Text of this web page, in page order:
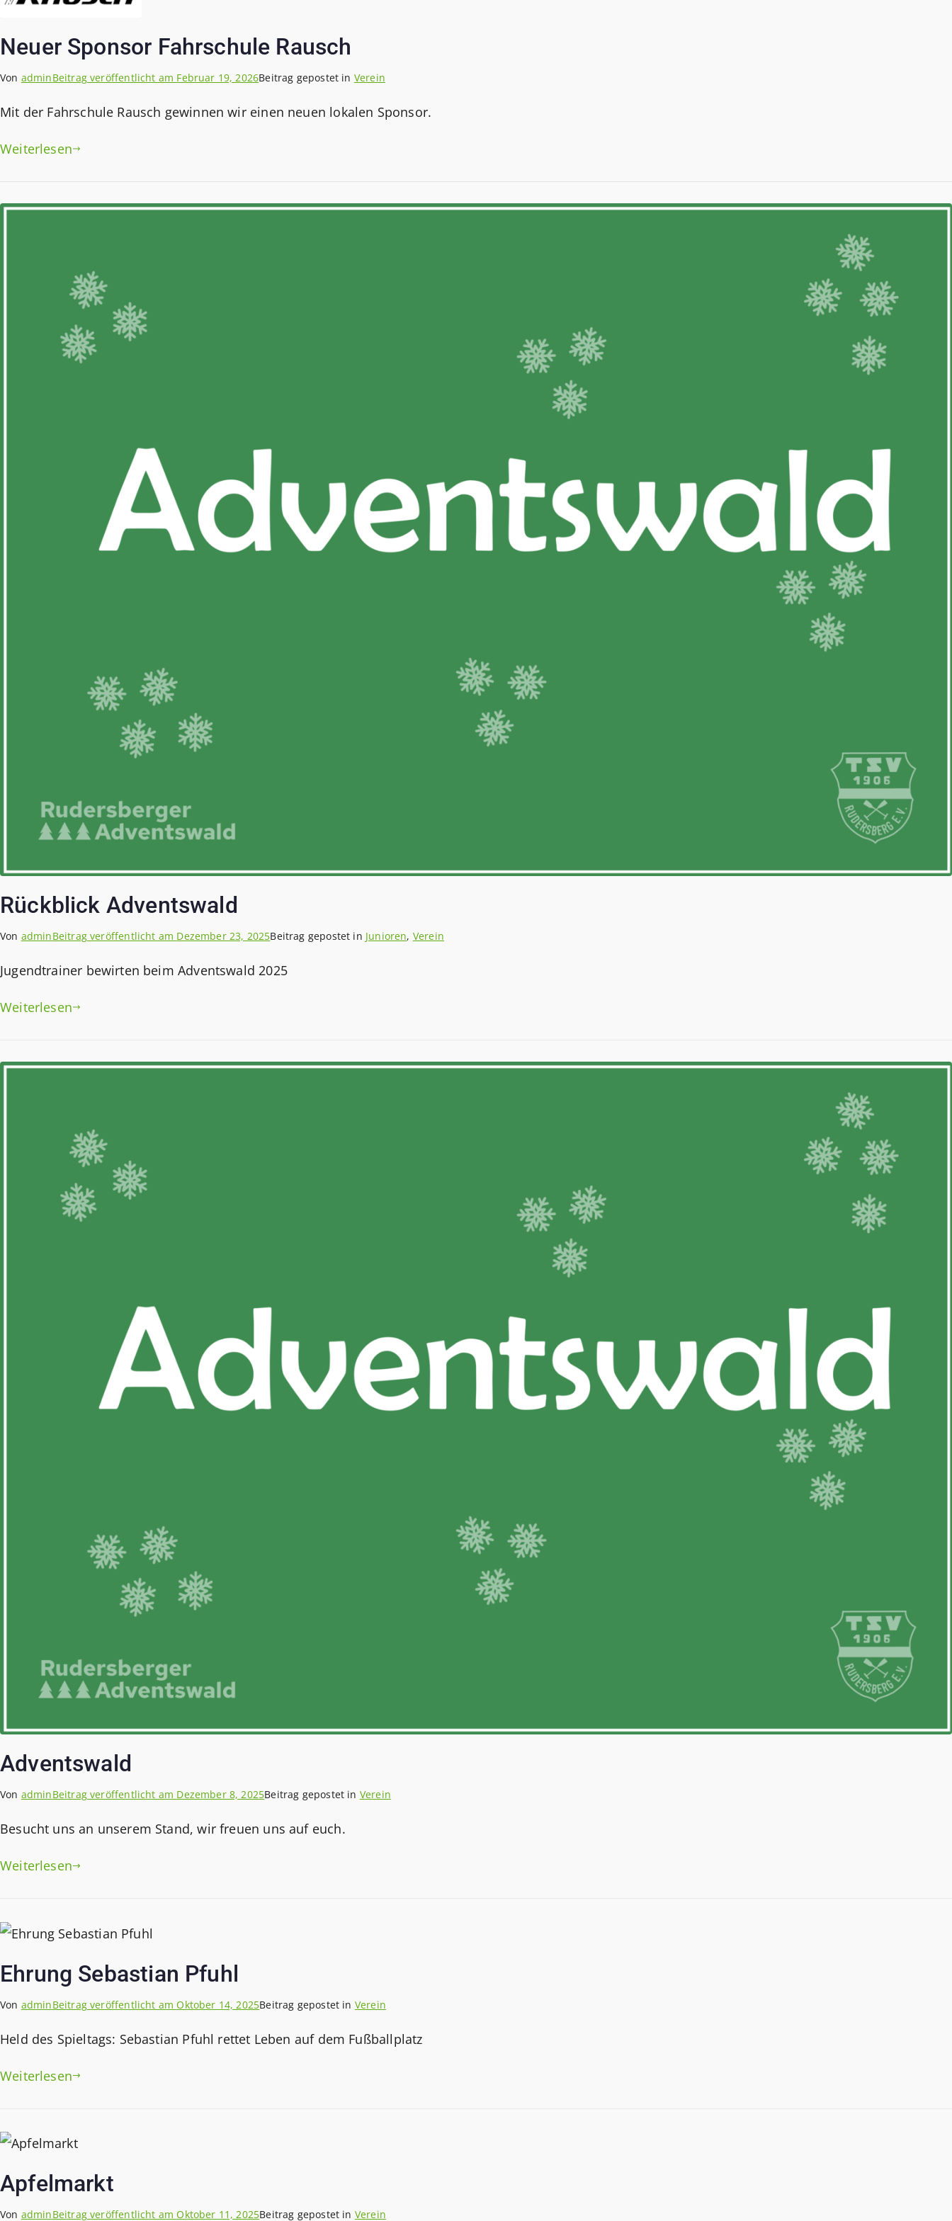
Neuer Sponsor Fahrschule Rausch
Von adminBeitrag veröffentlicht am Februar 19, 2026Beitrag gepostet in Verein
Mit der Fahrschule Rausch gewinnen wir einen neuen lokalen Sponsor.
Weiterlesen
Rückblick Adventswald
Von adminBeitrag veröffentlicht am Dezember 23, 2025Beitrag gepostet in Junioren, Verein
Jugendtrainer bewirten beim Adventswald 2025
Weiterlesen
Adventswald
Von adminBeitrag veröffentlicht am Dezember 8, 2025Beitrag gepostet in Verein
Besucht uns an unserem Stand, wir freuen uns auf euch.
Weiterlesen
Ehrung Sebastian Pfuhl
Von adminBeitrag veröffentlicht amOktober 14, 2025Beitrag gepostet in Verein
Held des Spieltags: Sebastian Pfuhl rettet Leben auf dem Fußballplatz
Weiterlesen
Apfelmarkt
Von adminBeitrag veröffentlicht amOktober 11, 2025Beitrag gepostet in Verein